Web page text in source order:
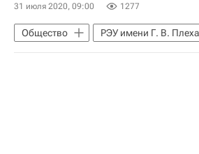
31 июля 2020, 09:00 1277
Общество
РЭУ имени Г. В.
Навигатор абитуриента